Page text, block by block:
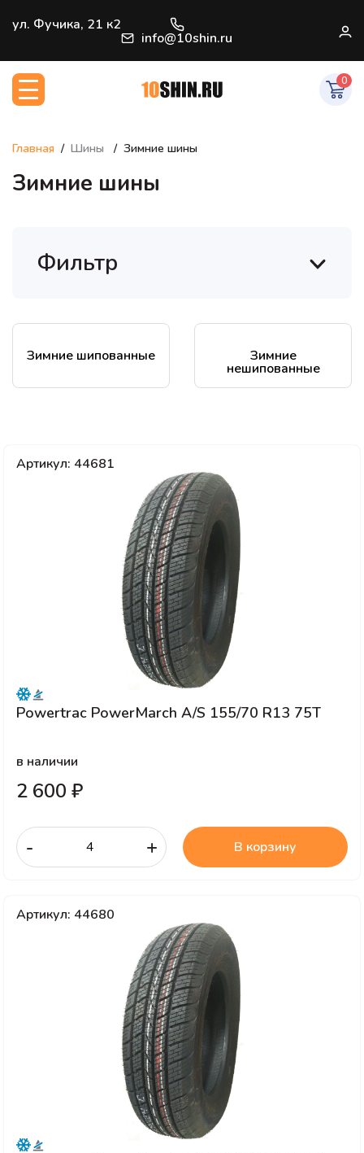
ул. Фучика, 21 к2
info@10shin.ru
0
Главная Шины Зимние шины
Зимние шины
Фильтр
Зимние шипованные Зимние
нешипованные
Артикул: 44681
Powertrac PowerMarch A/S 155/70 R13 75T
в наличии
2 600 ₽
- + В корзину
Артикул: 44680